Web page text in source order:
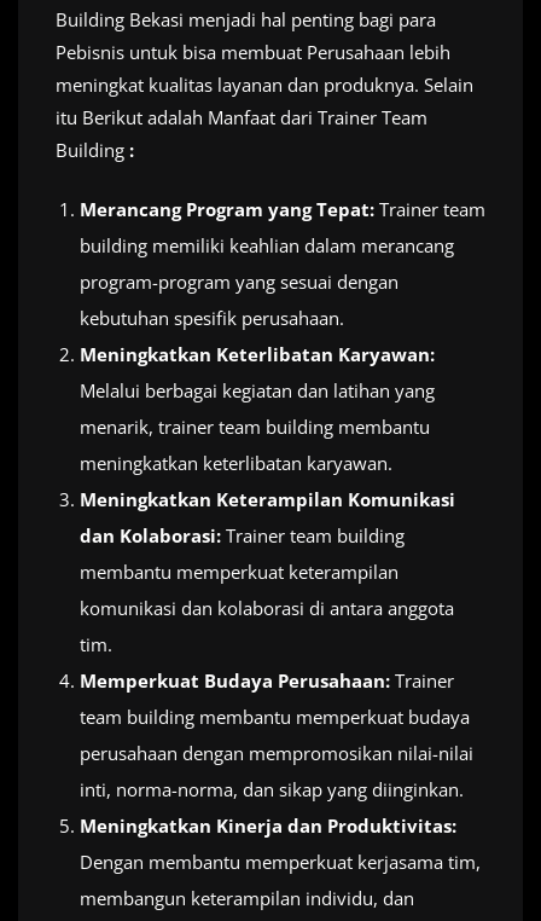
Building Bekasi menjadi hal penting bagi para
Pebisnis untuk bisa membuat Perusahaan lebih
meningkat kualitas layanan dan produknya. Selain
itu Berikut adalah Manfaat dari Trainer Team
Building :
Merancang Program yang Tepat: Trainer team
building memiliki keahlian dalam merancang
program-program yang sesuai dengan
kebutuhan spesifik perusahaan.
Meningkatkan Keterlibatan Karyawan:
Melalui berbagai kegiatan dan latihan yang
menarik, trainer team building membantu
meningkatkan keterlibatan karyawan.
Meningkatkan Keterampilan Komunikasi
dan Kolaborasi: Trainer team building
membantu memperkuat keterampilan
komunikasi dan kolaborasi di antara anggota
tim.
Memperkuat Budaya Perusahaan: Trainer
team building membantu memperkuat budaya
perusahaan dengan mempromosikan nilai-nilai
inti, norma-norma, dan sikap yang diinginkan.
Meningkatkan Kinerja dan Produktivitas:
Dengan membantu memperkuat kerjasama tim,
membangun keterampilan individu, dan